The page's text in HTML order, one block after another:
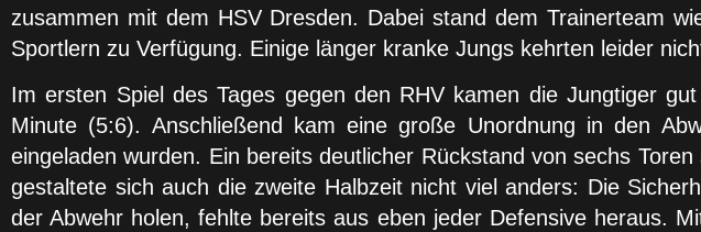
zusammen mit dem HSV Dresden. Dabei stand dem Trainerteam
Sportlern zu Verfügung. Einige länger kranke Jungs kehrten leider
Im ersten Spiel des Tages gegen den RHV kamen die Jungtiger
Minute (5:6). Anschließend kam eine große Unordnung in den
eingeladen wurden. Ein bereits deutlicher Rückstand von sechs
gestaltete sich auch die zweite Halbzeit nicht viel anders: Die
der Abwehr holen, fehlte bereits aus eben jeder Defensive heraus.